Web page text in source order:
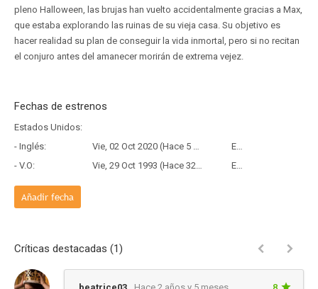
pleno Halloween, las brujas han vuelto accidentalmente gracias a Max,
que estaba explorando las ruinas de su vieja casa. Su objetivo es
hacer realidad su plan de conseguir la vida inmortal, pero si no recitan
el conjuro antes del amanecer morirán de extrema vejez.
Fechas de estrenos
Estados Unidos:
- Inglés:
Vie, 02 Oct 2020 (Hace 5 años y 10 meses)
Estreno
- V.O:
Vie, 29 Oct 1993 (Hace 32 años y 9 meses) Estreno
Añadir fecha
Críticas destacadas (1)